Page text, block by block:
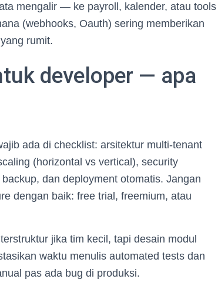
mengalir — ke payroll, kalender, atau tools
(webhooks, Oauth) sering memberikan
rumit.
developer — apa
ada di checklist: arsitektur multi-tenant
(horizontal vs vertical), security
dan deployment otomatis. Jangan
dengan baik: free trial, freemium, atau
jika tim kecil, tapi desain modul
waktu menulis automated tests dan
pas ada bug di produksi.